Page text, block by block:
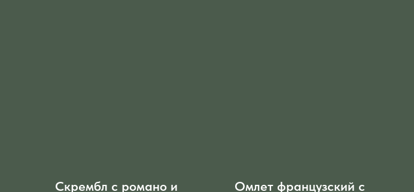
Скрембл с романо и Омлет французский с